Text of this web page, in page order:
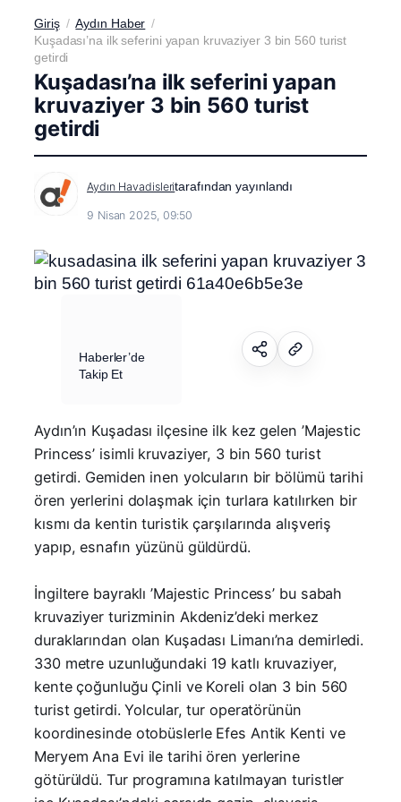
Giriş
Aydın Haber
Kuşadası’na ilk seferini yapan kruvaziyer 3 bin 560 turist
getirdi
Kuşadası’na ilk seferini yapan
kruvaziyer 3 bin 560 turist
getirdi
Aydın Havadisleritarafından yayınlandı
9 Nisan 2025, 09:50
Haberler’de
Takip Et
Aydın’ın Kuşadası ilçesine ilk kez gelen ’Majestic
Princess’ isimli kruvaziyer, 3 bin 560 turist
getirdi. Gemiden inen yolcuların bir bölümü tarihi
ören yerlerini dolaşmak için turlara katılırken bir
kısmı da kentin turistik çarşılarında alışveriş
yapıp, esnafın yüzünü güldürdü.
İngiltere bayraklı ’Majestic Princess’ bu sabah
kruvaziyer turizminin Akdeniz’deki merkez
duraklarından olan Kuşadası Limanı’na demirledi.
330 metre uzunluğundaki 19 katlı kruvaziyer,
kente çoğunluğu Çinli ve Koreli olan 3 bin 560
turist getirdi. Yolcular, tur operatörünün
koordinesinde otobüslerle Efes Antik Kenti ve
Meryem Ana Evi ile tarihi ören yerlerine
götürüldü. Tur programına katılmayan turistler